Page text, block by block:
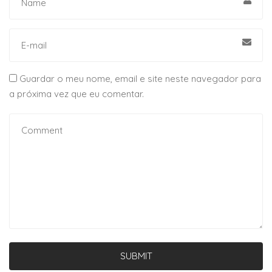
Guardar o meu nome, email e site neste navegador para
a próxima vez que eu comentar.
SUBMIT